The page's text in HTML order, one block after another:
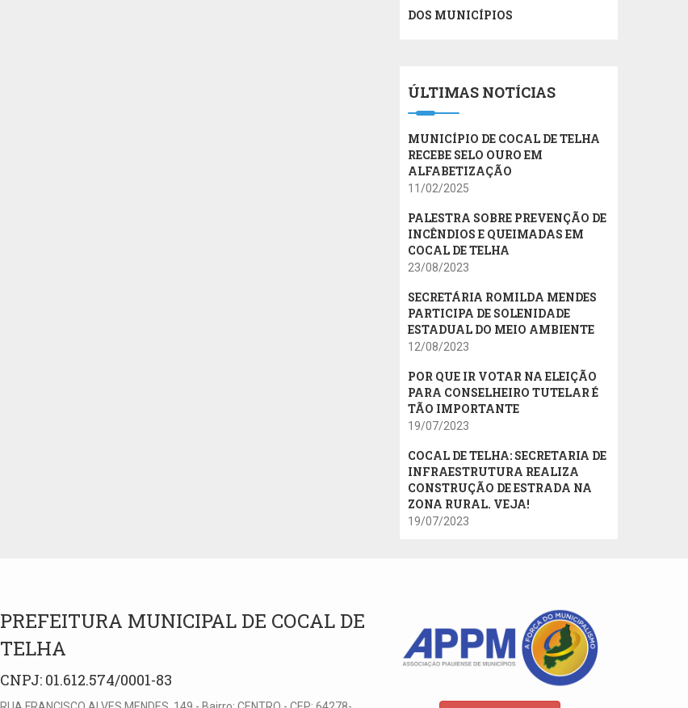
DOS MUNICÍPIOS
ÚLTIMAS NOTÍCIAS
MUNICÍPIO DE COCAL DE TELHA
RECEBE SELO OURO EM
ALFABETIZAÇÃO
11/02/2025
PALESTRA SOBRE PREVENÇÃO DE
INCÊNDIOS E QUEIMADAS EM
COCAL DE TELHA
23/08/2023
SECRETÁRIA ROMILDA MENDES
PARTICIPA DE SOLENIDADE
ESTADUAL DO MEIO AMBIENTE
12/08/2023
POR QUE IR VOTAR NA ELEIÇÃO
PARA CONSELHEIRO TUTELAR É
TÃO IMPORTANTE
19/07/2023
COCAL DE TELHA: SECRETARIA DE
INFRAESTRUTURA REALIZA
CONSTRUÇÃO DE ESTRADA NA
ZONA RURAL. VEJA!
19/07/2023
PREFEITURA MUNICIPAL DE COCAL DE
TELHA
CNPJ: 01.612.574/0001-83